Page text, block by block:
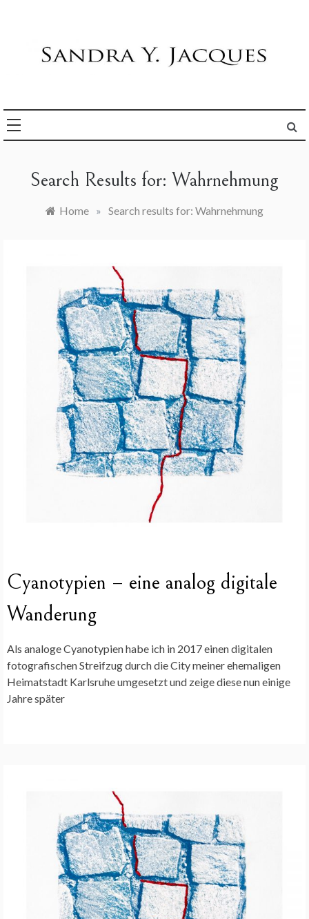
Search Results for: Wahrnehmung
Home » Search results for: Wahrnehmung
Cyanotypien – eine analog digitale
Wanderung
Als analoge Cyanotypien habe ich in 2017 einen digitalen
fotografischen Streifzug durch die City meiner ehemaligen
Heimatstadt Karlsruhe umgesetzt und zeige diese nun einige
Jahre später